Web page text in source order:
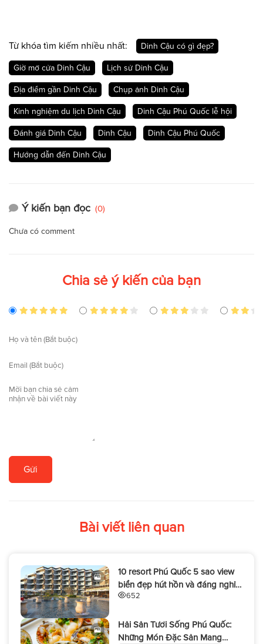
Từ khóa tìm kiếm nhiều nhất: Dinh Cậu có gì đẹp?
Giờ mở cửa Dinh Cậu Lịch sử Dinh Cậu
Địa điểm gần Dinh Cậu Chụp ảnh Dinh Cậu
Kinh nghiệm du lịch Dinh Cậu Dinh Cậu Phú Quốc lễ hội
Đánh giá Dinh Cậu Dinh Cậu Dinh Cậu Phú Quốc
Hướng dẫn đến Dinh Cậu
Ý kiến bạn đọc (0)
Chưa có comment
Chia sẻ ý kiến của bạn
Gửi
Bài viết liên quan
10 resort Phú Quốc 5 sao view
biển đẹp hút hồn và đáng nghỉ
dưỡng nhất hiện nay
652
Hải Sản Tươi Sống Phú Quốc:
Những Món Đặc Sản Mang